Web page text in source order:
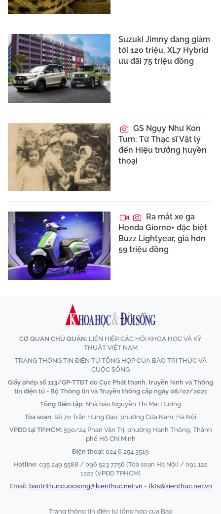
Suzuki Jimny đang giảm
tới 120 triệu, XL7 Hybrid
ưu đãi 75 triệu đồng
GS Ngụy Như Kon
Tum: Từ Thạc sĩ Vật lý
đến Hiệu trưởng huyền
thoại
Ra mắt xe ga
Honda Giorno+ đặc biệt
Buzz Lightyear, giá hơn
59 triệu đồng
CƠ QUAN CHỦ QUẢN: LIÊN HIỆP CÁC HỘI KHOA HỌC VÀ KỸ
THUẬT VIỆT NAM
TRANG THÔNG TIN ĐIỆN TỬ TỔNG HỢP CỦA BÁO TRI THỨC VÀ
CUỘC SỐNG
Giấy phép số 113/GP-TTĐT do Cục Phát thanh, truyền hình và Thông
tin điện tử - Bộ Thông tin và Truyền thông cấp ngày 08/07/2021
Tổng Biên tập: Nhà báo Nguyễn Thị Mai Hương
Tòa soạn: Số 70 Trần Hưng Đạo, phường Cửa Nam, Hà Nội
VPĐD tại TP.HCM: 590/24 Phan Văn Trị, phường Hạnh Thông, Thành
phố Hồ Chí Minh
Điện thoại: 024 6 254 3519
Hotline: 035 249 5588 / 096 523 7756 (Toà soạn Hà Nội) / 091 122
1222 (VPĐD TPHCM)
Email: baotrithuccuocsong@kienthuc.net.vn - tkts@kienthuc.net.vn
Trang thông tin điện tử tổng hợp của Báo